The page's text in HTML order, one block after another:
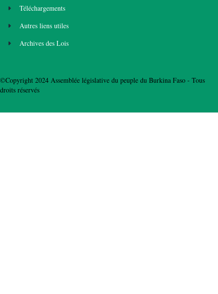
Téléchargements
Autres liens utiles
Archives des Lois
©Copyright 2024 Assemblée législative du peuple du Burkina Faso - Tous
droits réservés